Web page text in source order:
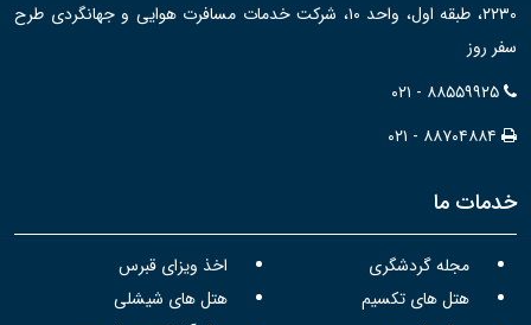
۲۲۳۰، طبقه اول، واحد ۱۰، شرکت خدمات مسافرت هوایی و جهانگردی طرح
سفر روز
۰۲۱ - ۸۸۵۵۹۹۲۵
۰۲۱ - ۸۸۷۰۴۸۸۴
خدمات ما
مجله گردشگری
اخذ ویزای قبرس
هتل های تکسیم
هتل های شیشلی